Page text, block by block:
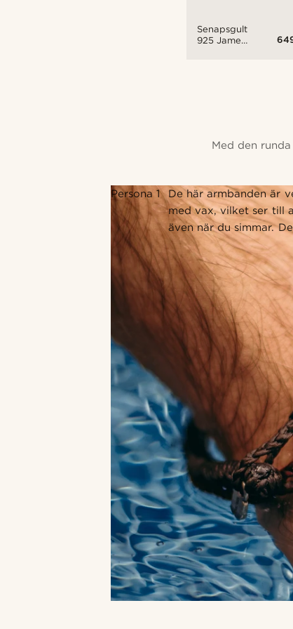
Senapsgult
925 James
Med den
Persona 1
De här armbanden är
med vax, vilket ser till
även när du simmar.